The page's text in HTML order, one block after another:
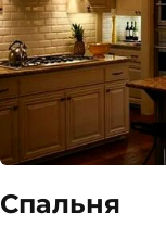
Спальня